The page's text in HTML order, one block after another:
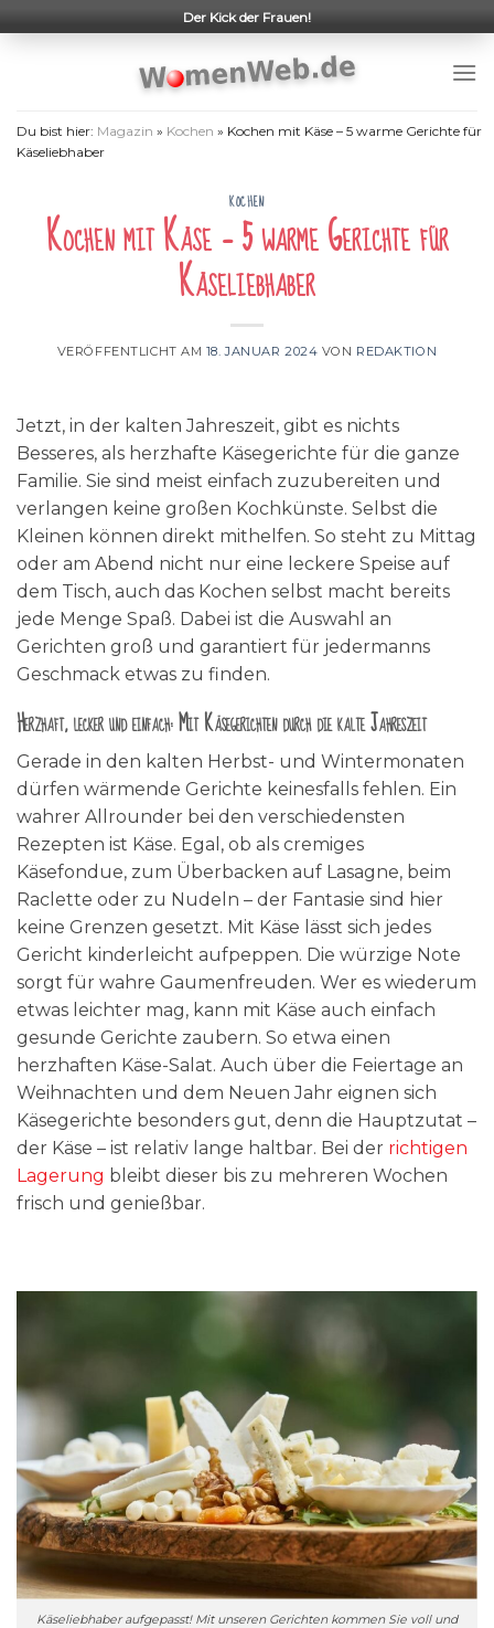
to
Der Kick der Frauen!
Du bist hier: Magazin » Kochen » Kochen mit Käse – 5 warme Gerichte für
Käseliebhaber
KOCHEN
Kochen mit Käse – 5 warme Gerichte für
Käseliebhaber
VERÖFFENTLICHT AM 18. JANUAR 2024 VON REDAKTION
Jetzt, in der kalten Jahreszeit, gibt es nichts
Besseres, als herzhafte Käsegerichte für die ganze
Familie. Sie sind meist einfach zuzubereiten und
verlangen keine großen Kochkünste. Selbst die
Kleinen können direkt mithelfen. So steht zu Mittag
oder am Abend nicht nur eine leckere Speise auf
dem Tisch, auch das Kochen selbst macht bereits
jede Menge Spaß. Dabei ist die Auswahl an
Gerichten groß und garantiert für jedermanns
Geschmack etwas zu finden.
Herzhaft, lecker und einfach: Mit Käsegerichten durch die kalte Jahreszeit
Gerade in den kalten Herbst- und Wintermonaten
dürfen wärmende Gerichte keinesfalls fehlen. Ein
wahrer Allrounder bei den verschiedensten
Rezepten ist Käse. Egal, ob als cremiges
Käsefondue, zum Überbacken auf Lasagne, beim
Raclette oder zu Nudeln – der Fantasie sind hier
keine Grenzen gesetzt. Mit Käse lässt sich jedes
Gericht kinderleicht aufpeppen. Die würzige Note
sorgt für wahre Gaumenfreuden. Wer es wiederum
etwas leichter mag, kann mit Käse auch einfach
gesunde Gerichte zaubern. So etwa einen
herzhaften Käse-Salat. Auch über die Feiertage an
Weihnachten und dem Neuen Jahr eignen sich
Käsegerichte besonders gut, denn die Hauptzutat –
der Käse – ist relativ lange haltbar. Bei der richtigen
Lagerung bleibt dieser bis zu mehreren Wochen
frisch und genießbar.
Käseliebhaber aufgepasst! Mit unseren Gerichten kommen Sie voll und